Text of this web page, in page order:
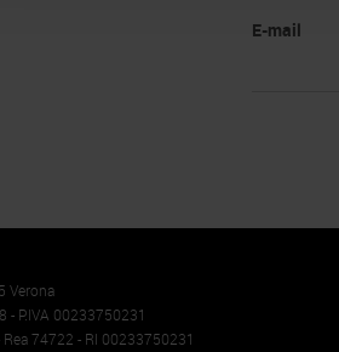
E-mail
Verona
- P.IVA 00233750231
74722 - RI 00233750231